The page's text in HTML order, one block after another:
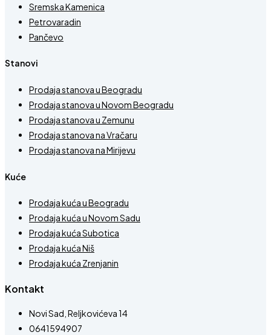
Sremska Kamenica
Petrovaradin
Pančevo
Stanovi
Prodaja stanova u Beogradu
Prodaja stanova u Novom Beogradu
Prodaja stanova u Zemunu
Prodaja stanova na Vračaru
Prodaja stanova na Mirijevu
Kuće
Prodaja kuća u Beogradu
Prodaja kuća u Novom Sadu
Prodaja kuća Subotica
Prodaja kuća Niš
Prodaja kuća Zrenjanin
Kontakt
Novi Sad, Reljkovićeva 14
0641594907